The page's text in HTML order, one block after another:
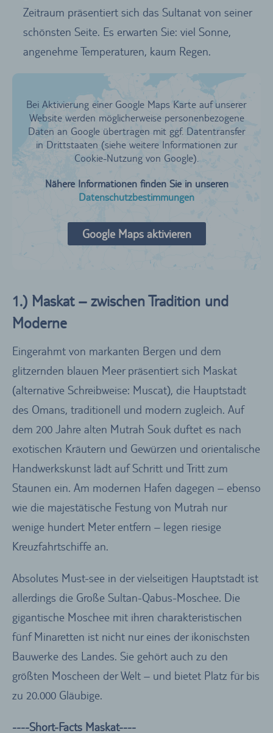
Zeitraum präsentiert sich das Sultanat von seiner
schönsten Seite. Es erwarten Sie: viel Sonne,
angenehme Temperaturen, kaum Regen.
Bei Aktivierung einer Google Maps Karte auf unserer
Website werden möglicherweise personenbezogene
Daten an Google übertragen mit ggf. Datentransfer
in Drittstaaten (siehe weitere Informationen zur
Cookie-Nutzung von Google).
Nähere Informationen finden Sie in unseren
Datenschutzbestimmungen
Google Maps aktivieren
1.) Maskat – zwischen Tradition und
Moderne
Eingerahmt von markanten Bergen und dem
glitzernden blauen Meer präsentiert sich Maskat
(alternative Schreibweise: Muscat), die Hauptstadt
des Omans, traditionell und modern zugleich. Auf
dem 200 Jahre alten Mutrah Souk duftet es nach
exotischen Kräutern und Gewürzen und orientalische
Handwerkskunst lädt auf Schritt und Tritt zum
Staunen ein. Am modernen Hafen dagegen – ebenso
wie die majestätische Festung von Mutrah nur
wenige hundert Meter entfern – legen riesige
Kreuzfahrtschiffe an.
Absolutes Must-see in der vielseitigen Hauptstadt ist
allerdings die Große Sultan-Qabus-Moschee. Die
gigantische Moschee mit ihren charakteristischen
fünf Minaretten ist nicht nur eines der ikonischsten
Bauwerke des Landes. Sie gehört auch zu den
größten Moscheen der Welt – und bietet Platz für bis
zu 20.000 Gläubige.
----Short-Facts Maskat----